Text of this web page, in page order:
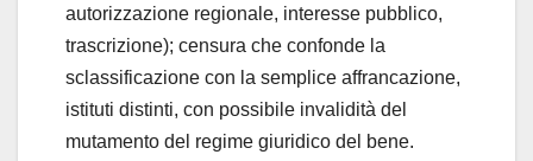
autorizzazione regionale, interesse pubblico,
trascrizione); censura che confonde la
sclassificazione con la semplice affrancazione,
istituti distinti, con possibile invalidità del
mutamento del regime giuridico del bene.